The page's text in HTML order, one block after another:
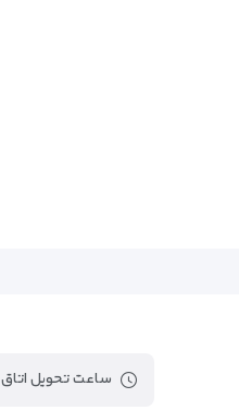
ساعت تحویل اتاق